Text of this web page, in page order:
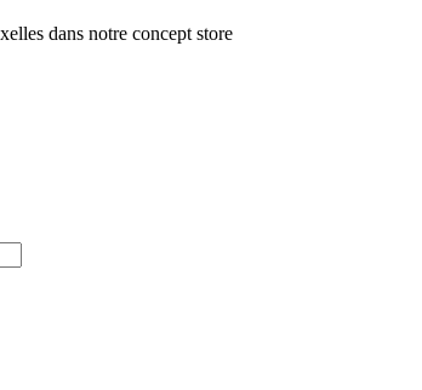
dans notre concept store